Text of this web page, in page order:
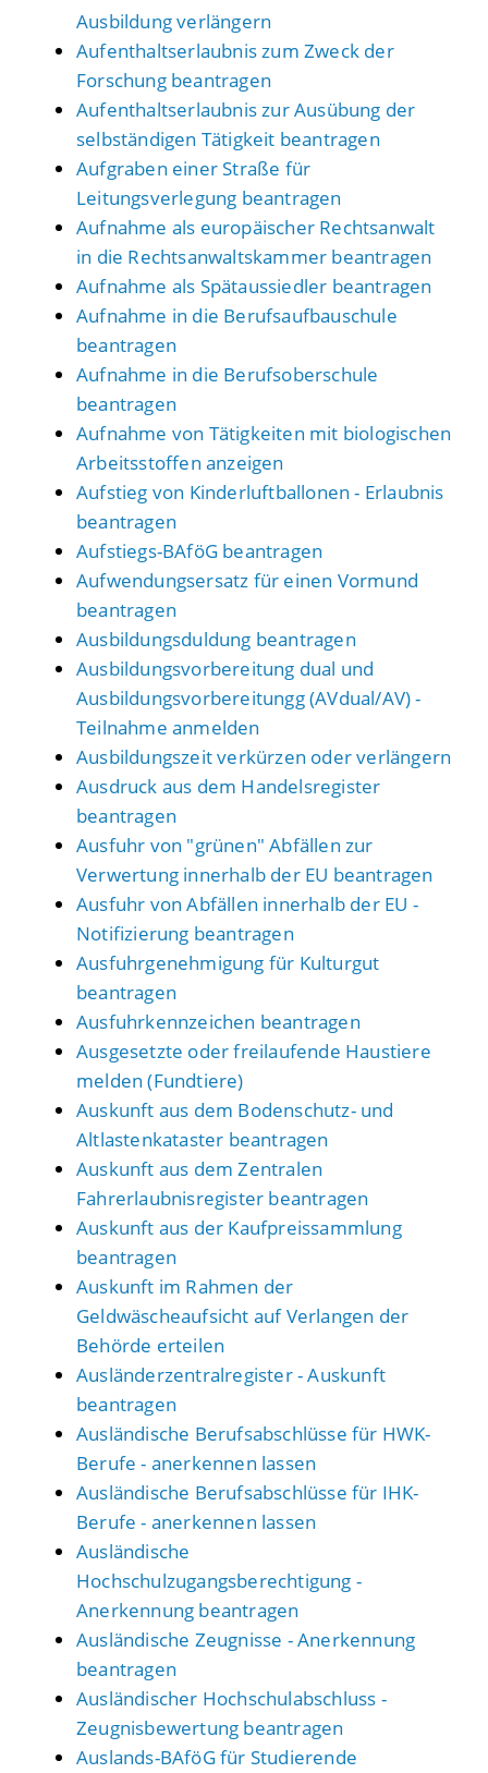
Ausbildung verlängern
Aufenthaltserlaubnis zum Zweck der
Forschung beantragen
Aufenthaltserlaubnis zur Ausübung der
selbständigen Tätigkeit beantragen
Aufgraben einer Straße für
Leitungsverlegung beantragen
Aufnahme als europäischer Rechtsanwalt
in die Rechtsanwaltskammer beantragen
Aufnahme als Spätaussiedler beantragen
Aufnahme in die Berufsaufbauschule
beantragen
Aufnahme in die Berufsoberschule
beantragen
Aufnahme von Tätigkeiten mit biologischen
Arbeitsstoffen anzeigen
Aufstieg von Kinderluftballonen - Erlaubnis
beantragen
Aufstiegs-BAföG beantragen
Aufwendungsersatz für einen Vormund
beantragen
Ausbildungsduldung beantragen
Ausbildungsvorbereitung dual und
Ausbildungsvorbereitungg (AVdual/AV) -
Teilnahme anmelden
Ausbildungszeit verkürzen oder verlängern
Ausdruck aus dem Handelsregister
beantragen
Ausfuhr von "grünen" Abfällen zur
Verwertung innerhalb der EU beantragen
Ausfuhr von Abfällen innerhalb der EU -
Notifizierung beantragen
Ausfuhrgenehmigung für Kulturgut
beantragen
Ausfuhrkennzeichen beantragen
Ausgesetzte oder freilaufende Haustiere
melden (Fundtiere)
Auskunft aus dem Bodenschutz- und
Altlastenkataster beantragen
Auskunft aus dem Zentralen
Fahrerlaubnisregister beantragen
Auskunft aus der Kaufpreissammlung
beantragen
Auskunft im Rahmen der
Geldwäscheaufsicht auf Verlangen der
Behörde erteilen
Ausländerzentralregister - Auskunft
beantragen
Ausländische Berufsabschlüsse für HWK-
Berufe - anerkennen lassen
Ausländische Berufsabschlüsse für IHK-
Berufe - anerkennen lassen
Ausländische
Hochschulzugangsberechtigung -
Anerkennung beantragen
Ausländische Zeugnisse - Anerkennung
beantragen
Ausländischer Hochschulabschluss -
Zeugnisbewertung beantragen
Auslands-BAföG für Studierende